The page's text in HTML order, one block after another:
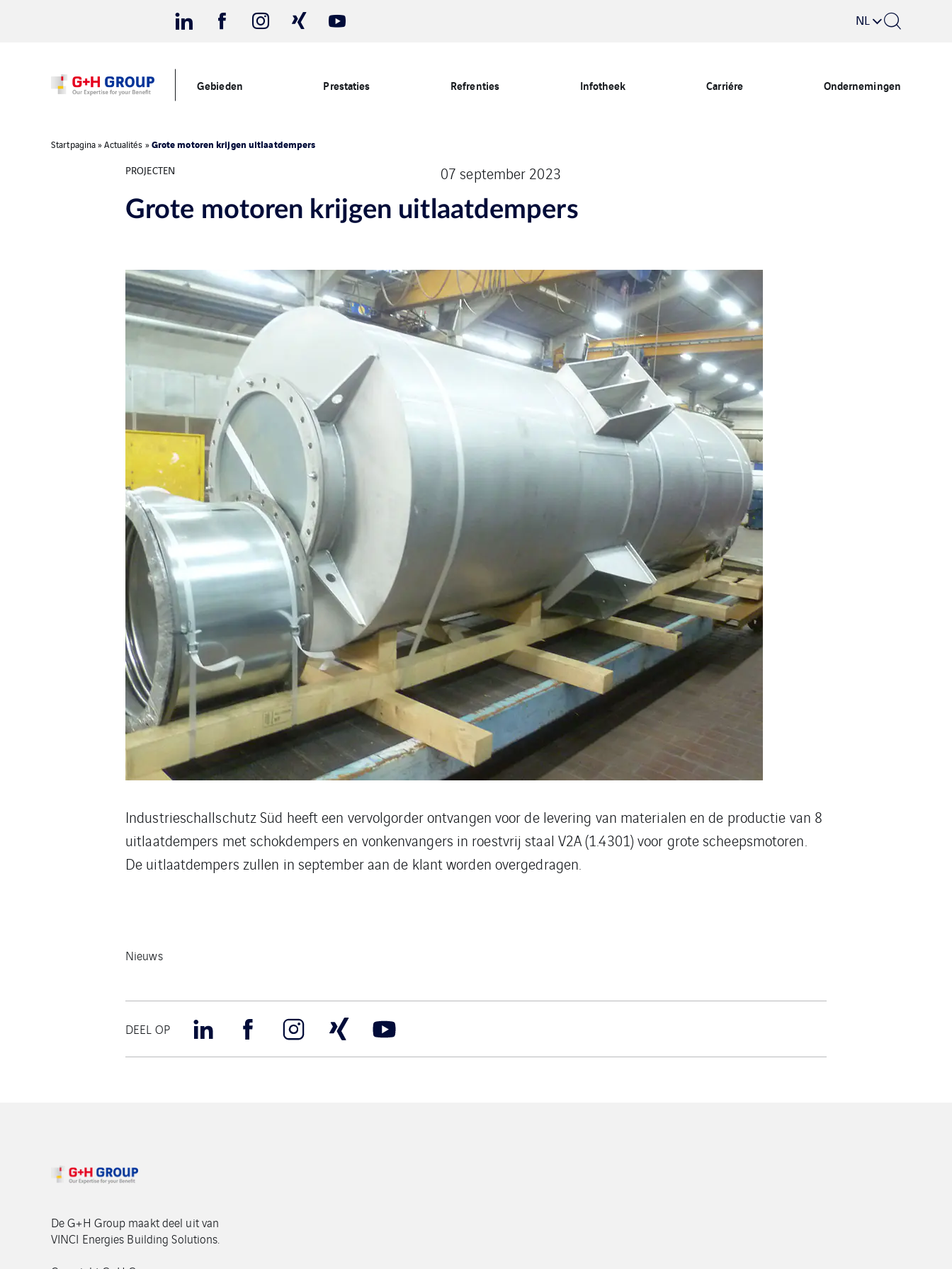
NL
Gebieden Prestaties Refrenties Infotheek Carriére Ondernemingen
Startpagina»Actualités »Grote motoren krijgen uitlaatdempers
PROJECTEN
07 september 2023
Grote motoren krijgen uitlaatdempers
Industrieschallschutz Süd heeft een vervolgorder ontvangen voor de levering van materialen en de productie van 8
uitlaatdempers met schokdempers en vonkenvangers in roestvrij staal V2A (1.4301) voor grote scheepsmotoren.
De uitlaatdempers zullen in september aan de klant worden overgedragen.
Nieuws
DEEL OP
De G+H Group maakt deel uit van
VINCI Energies Building Solutions.